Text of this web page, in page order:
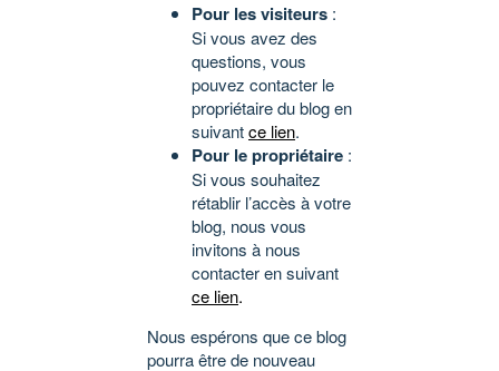
Pour les visiteurs :
Si vous avez des
questions, vous
pouvez contacter le
propriétaire du blog en
suivantce lien.
Pour le propriétaire :
Si vous souhaitez
rétablir l’accès à votre
blog, nous vous
invitons à nous
contacter en suivant
ce lien.
Nous espérons que ce blog
pourra être de nouveau